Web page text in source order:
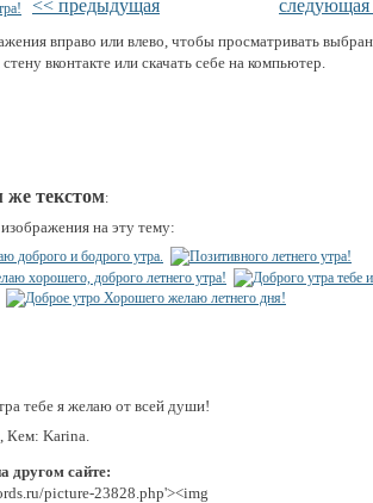
<< предыдущая следующая
вправо или влево, чтобы просматривать
вконтакте или скачать себе на компьютер.
же текстом:
на эту тему:
тебе я желаю от всей души!
Кем: Karina.
другом сайте:
picture-23828.php'><img